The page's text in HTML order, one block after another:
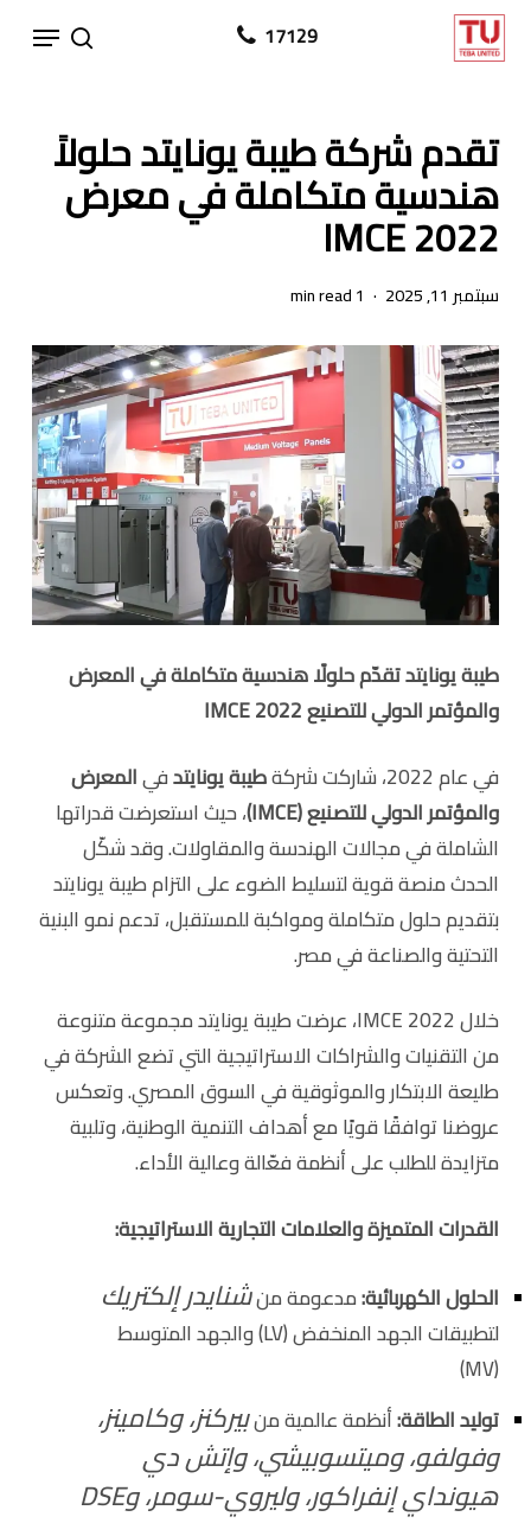
Skip
17129
search
Menu
تقدم شركة طيبة يونايتد حلولاً
هندسية متكاملة في معرض
IMCE 2022
سبتمبر 11, 2025 1 min read
طيبة يونايتد تقدّم حلولًا هندسية متكاملة في المعرض
والمؤتمر الدولي للتصنيع IMCE 2022
في عام 2022، شاركت شركة
طيبة يونايتدفيالمعرض
والمؤتمر الدولي للتصنيع (IMCE)
، حيث استعرضت قدراتها
الشاملة في مجالات الهندسة والمقاولات. وقد شكّل
الحدث منصة قوية لتسليط الضوء على التزام طيبة يونايتد
بتقديم حلول متكاملة ومواكبة للمستقبل، تدعم نمو البنية
التحتية والصناعة في مصر.
خلال IMCE 2022، عرضت طيبة يونايتد مجموعة متنوعة
من التقنيات والشراكات الاستراتيجية التي تضع الشركة في
طليعة الابتكار والموثوقية في السوق المصري. وتعكس
عروضنا توافقًا قويًا مع أهداف التنمية الوطنية، وتلبية
متزايدة للطلب على أنظمة فعّالة وعالية الأداء.
القدرات المتميزة والعلامات التجارية الاستراتيجية:
الحلول الكهربائية:مدعومة منشنايدر إلكتريك
لتطبيقات الجهد المنخفض (LV) والجهد المتوسط
(MV)
توليد الطاقة:أنظمة عالمية منبيركنز، وكامينز،
وفولفو، وميتسوبيشي، وإتش دي
هيونداي إنفراكور، وليروي-سومر، وDSE